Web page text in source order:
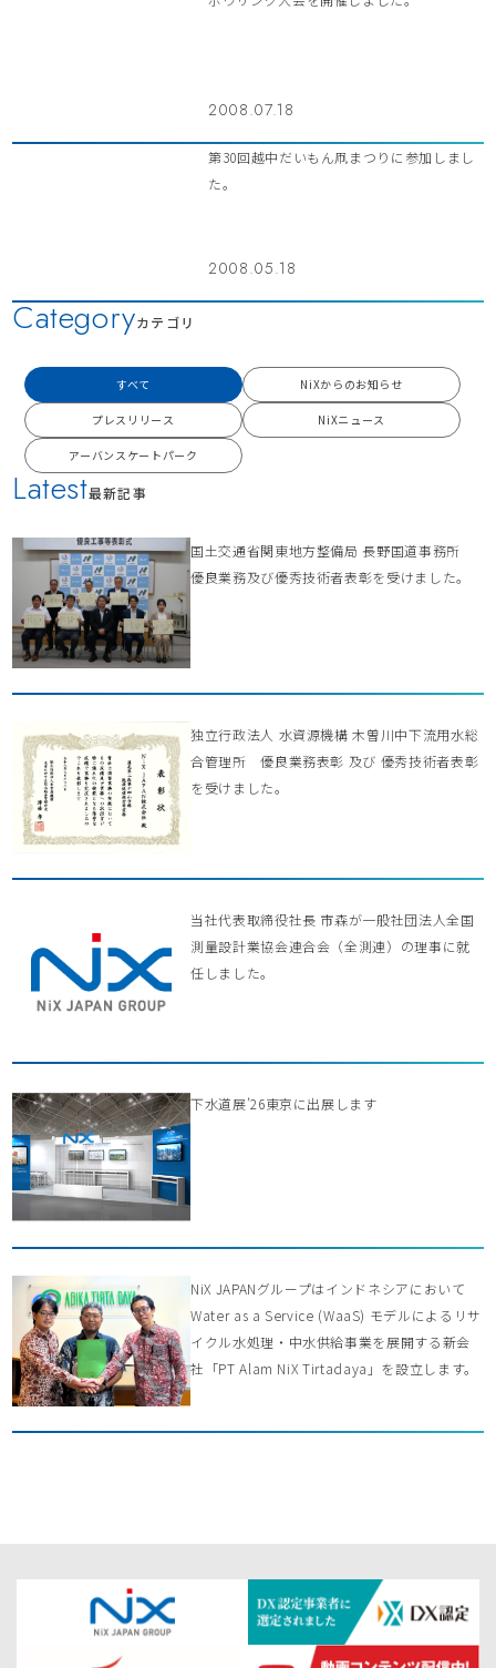
2008.07.18
第30回越中だいもん凧まつりに参加しまし
た。
2008.05.18
Latest最新記事
国土交通省関東地方整備局 長野国道事務所
優良業務及び優秀技術者表彰を受けました。
独立行政法人 水資源機構 木曽川中下流用水総
合管理所 優良業務表彰 及び 優秀技術者表彰
を受けました。
当社代表取締役社長 市森が一般社団法人全国
測量設計業協会連合会（全測連）の理事に就
任しました。
下水道展’26東京に出展します
NiX JAPANグループはインドネシアにおいて
Water as a Service (WaaS) モデルによるリサ
イクル水処理・中水供給事業を展開する新会
社「PT Alam NiX Tirtadaya」を設立します。
Categoryカテゴリ
すべて NiXからのお知らせ
プレスリリース NiXニュース
アーバンスケートパーク